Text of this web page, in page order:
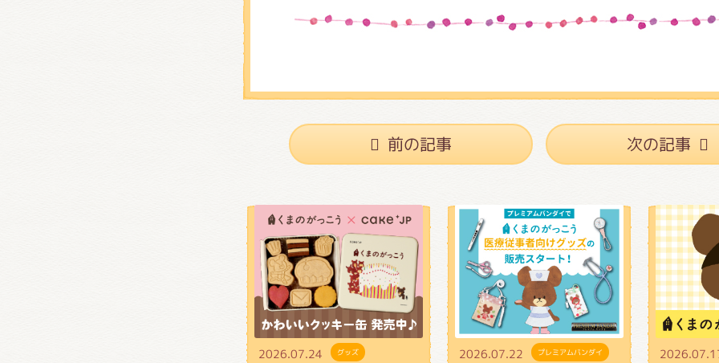
前の記事 次の記事
2026.07.24 グッズ 2026.07.22 プレミアムバンダイ